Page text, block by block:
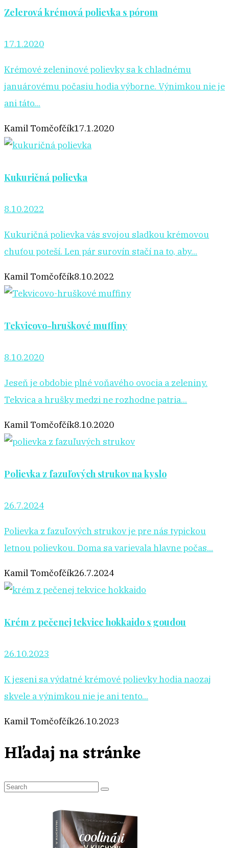
Zelerová krémová polievka s pórom
17.1.2020
Krémové zeleninové polievky sa k chladnému
januárovému počasiu hodia výborne. Výnimkou nie je
ani táto...
Kamil Tomčofčík17.1.2020
Kukuričná polievka
8.10.2022
Kukuričná polievka vás svojou sladkou krémovou
chuťou poteší. Len pár surovín stačí na to, aby...
Kamil Tomčofčík8.10.2022
Tekvicovo-hruškové muffiny
8.10.2020
Jeseň je obdobie plné voňavého ovocia a zeleniny.
Tekvica a hrušky medzi ne rozhodne patria...
Kamil Tomčofčík8.10.2020
Polievka z fazuľových strukov na kyslo
26.7.2024
Polievka z fazuľových strukov je pre nás typickou
letnou polievkou. Doma sa varievala hlavne počas...
Kamil Tomčofčík26.7.2024
Krém z pečenej tekvice hokkaido s goudou
26.10.2023
K jeseni sa výdatné krémové polievky hodia naozaj
skvele a výnimkou nie je ani tento...
Kamil Tomčofčík26.10.2023
Hľadaj na stránke
S